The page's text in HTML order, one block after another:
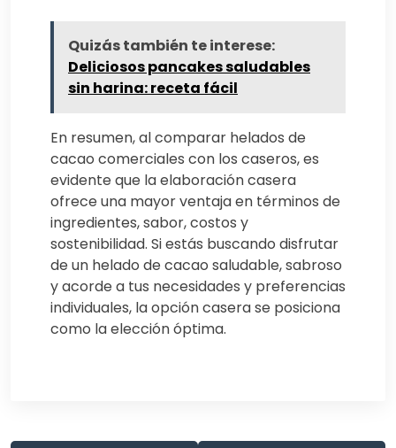
Quizás también te interese:
Deliciosos pancakes saludables
sin harina: receta fácil
En resumen, al comparar helados de
cacao comerciales con los caseros, es
evidente que la elaboración casera
ofrece una mayor ventaja en términos de
ingredientes, sabor, costos y
sostenibilidad. Si estás buscando disfrutar
de un helado de cacao saludable, sabroso
y acorde a tus necesidades y preferencias
individuales, la opción casera se posiciona
como la elección óptima.